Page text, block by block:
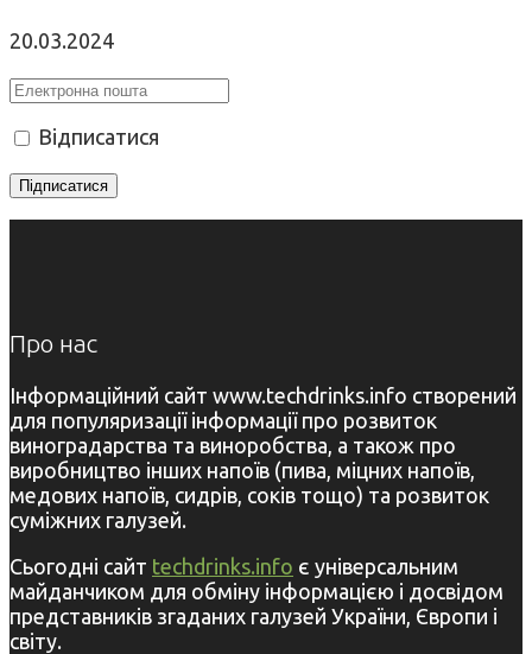
20.03.2024
Відписатися
Про нас
Інформаційний сайт www.techdrinks.info створений
для популяризації інформації про розвиток
виноградарства та виноробства, а також про
виробництво інших напоїв (пива, міцних напоїв,
медових напоїв, сидрів, соків тощо) та розвиток
суміжних галузей.
Сьогодні сайт techdrinks.info є універсальним
майданчиком для обміну інформацією і досвідом
представників згаданих галузей України, Європи і
світу.